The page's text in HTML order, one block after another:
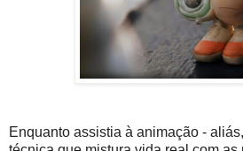
Enquanto assistia à animação -